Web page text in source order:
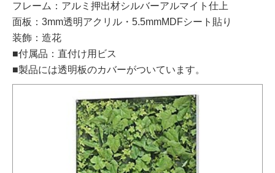
フレーム：アルミ押出材シルバーアルマイト仕上
面板：3mm透明アクリル・5.5mmMDFシート貼り
装飾：造花
■付属品：直付け用ビス
■製品には透明板のカバーがついています。